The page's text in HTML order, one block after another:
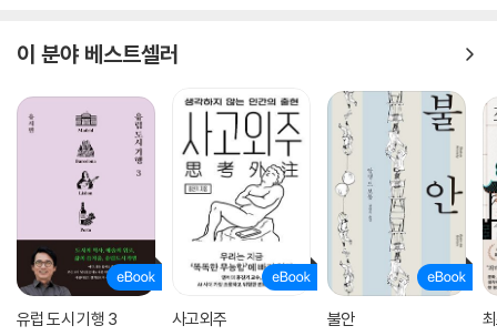
치가 있다”(《월스트리트 저널》)라고 말할 수 있는 책이 탄생했다. “오랜만
에 접한 최고의 데뷔작 중 하나”라고 극찬한 애덤 그랜트가 “지능에 대한
기존의 관념을 생각하지 않은 채 이 책을 펼쳐 읽기 시작하라고 감히 권한
다”라고 말한 것처럼, 철학과 과학, 심리학을 넘나드는 이 도발적인 책은
독자들에게 놀라운 경험을 선사할 것이다.
이 분야 베스트셀러
유럽 도시 기행 3 사고외주 불안